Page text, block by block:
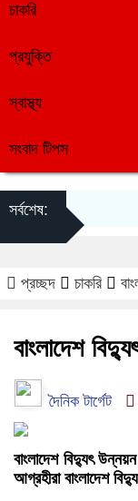
চাকরি
প্রযুক্তি
স্বাস্থ্য
সংবাদ টিপস
সর্বশেষ:
প্রচ্ছদ চাকরি
বাংলাদেশ
দৈনিক টার্গেট
বাংলাদেশ বিদ্যুৎ
আগ্রহীরা বাংলাদেশ